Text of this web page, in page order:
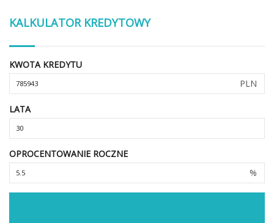
KALKULATOR KREDYTOWY
KWOTA KREDYTU
PLN
LATA
OPROCENTOWANIE ROCZNE
%